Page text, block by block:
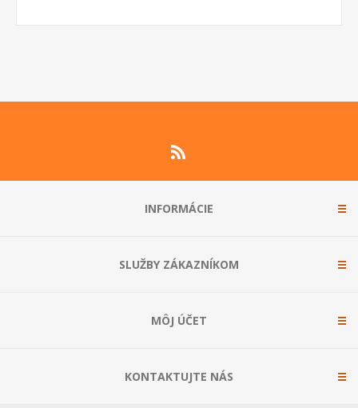
INFORMÁCIE
SLUŽBY ZÁKAZNÍKOM
MÔJ ÚČET
KONTAKTUJTE NÁS